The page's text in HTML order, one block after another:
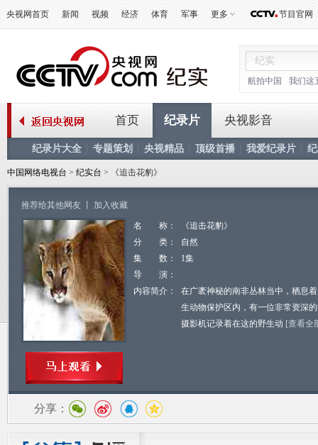
央视网首页 新闻 视频 经济 体育 军事 更多 节目官网
航拍中国 我们这
首页 纪录片
纪录片大全 专题策划 央视精品 顶级首播 我爱纪录片
央视影音
中国网络电视台 > 纪实台 > 《追击花豹》
推荐给其他网友 加入收藏
名 称：
《追击花豹》
分 类：
自然
集 数：
1集
导 演：
内容简介：
在广袤神秘的南非丛林当中，栖息
生动物保护区内，有一位非常资深
摄影机记录着在这的野生动 [查看全
分享：